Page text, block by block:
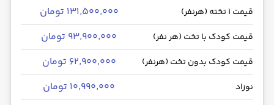
قیمت 1 تخته (هرنفر) ۱۳۱٬۵۰۰٬۰۰۰ تومان
قیمت کودک با تخت (هر نفر) ۹۳٬۹۰۰٬۰۰۰ تومان
قیمت کودک بدون تخت (هرنفر) ۶۲٬۹۰۰٬۰۰۰ تومان
نوزاد ۱۰٬۹۹۰٬۰۰۰ تومان